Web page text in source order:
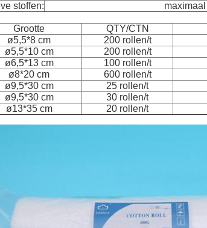
stoffen:
Grootte QTY/CTN
ø5,5*8 cm 200 rollen/t
ø5,5*10 cm 200 rollen/t
ø6,5*13 cm 100 rollen/t
ø8*20 cm 600 rollen/t
ø9,5*30 cm 25 rollen/t
ø9,5*30 cm 30 rollen/t
ø13*35 cm 20 rollen/t